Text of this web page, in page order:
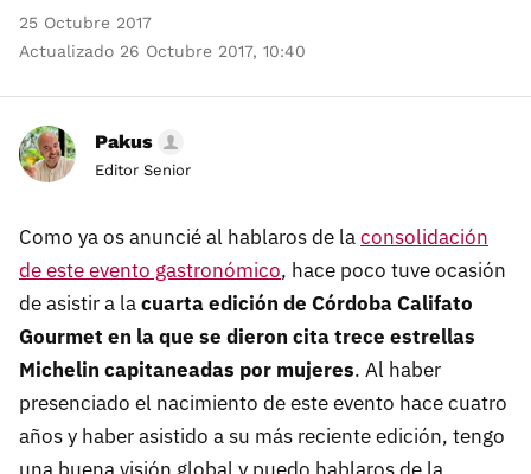
25 Octubre 2017
Actualizado 26 Octubre 2017, 10:40
Pakus
Editor Senior
Como ya os anuncié al hablaros de laconsolidación
de este evento gastronómico, hace poco tuve ocasión
de asistir a lacuarta edición de Córdoba Califato
Gourmet en la que se dieron cita trece estrellas
Michelin capitaneadas por mujeres. Al haber
presenciado el nacimiento de este evento hace cuatro
años y haber asistido a su más reciente edición, tengo